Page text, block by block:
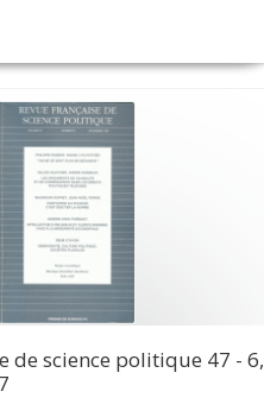
de science politique 47 - 6,